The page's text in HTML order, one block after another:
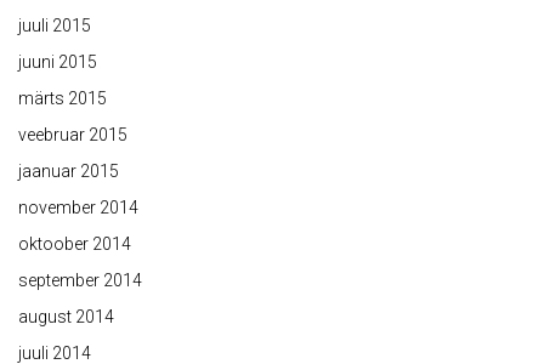
juuli 2015
juuni 2015
märts 2015
veebruar 2015
jaanuar 2015
november 2014
oktoober 2014
september 2014
august 2014
juuli 2014